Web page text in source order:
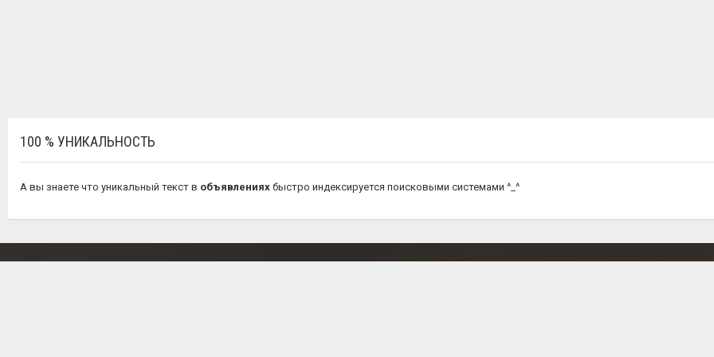
100 % УНИКАЛЬНОСТЬ
А вы знаете что уникальный текст в объявлениях быстро индексируется поисковыми системами ^_^